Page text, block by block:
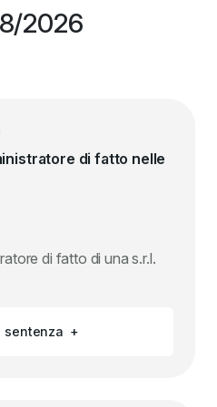
2026
di fatto nelle
di fatto di una s.r.l.
sentenza +